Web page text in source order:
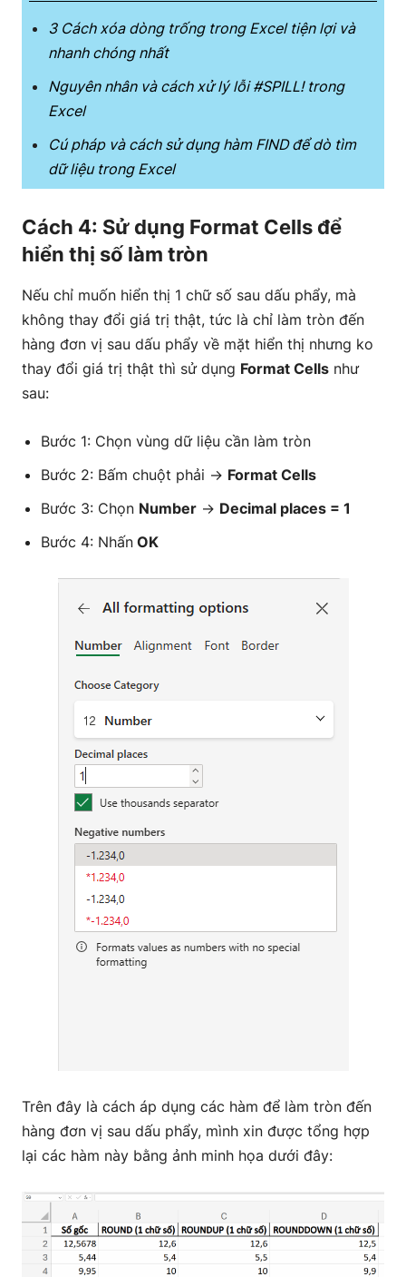
3 Cách xóa dòng trống trong Excel tiện lợi và
nhanh chóng nhất
Nguyên nhân và cách xử lý lỗi #SPILL! trong
Excel
Cú pháp và cách sử dụng hàm FIND để dò tìm
dữ liệu trong Excel
Cách 4: Sử dụng Format Cells để
hiển thị số làm tròn
Nếu chỉ muốn hiển thị 1 chữ số sau dấu phẩy, mà
không thay đổi giá trị thật, tức là chỉ làm tròn đến
hàng đơn vị sau dấu phẩy về mặt hiển thị nhưng ko
thay đổi giá trị thật thì sử dụng Format Cells như
sau:
Bước 1: Chọn vùng dữ liệu cần làm tròn
Bước 2: Bấm chuột phải → Format Cells
Bước 3: Chọn Number → Decimal places = 1
Bước 4: Nhấn OK
Trên đây là cách áp dụng các hàm để làm tròn đến
hàng đơn vị sau dấu phẩy, mình xin được tổng hợp
lại các hàm này bằng ảnh minh họa dưới đây: